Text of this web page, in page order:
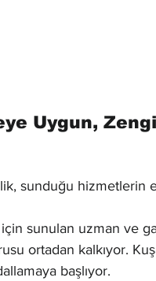
Uygun,
sunduğu hizmetlerin
sunulan uzman ve
ortadan kalkıyor.
başlıyor.